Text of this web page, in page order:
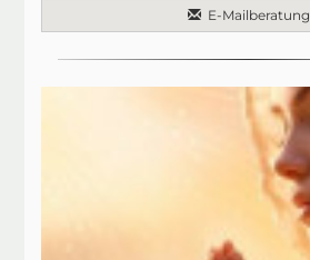
E-Mailberatung